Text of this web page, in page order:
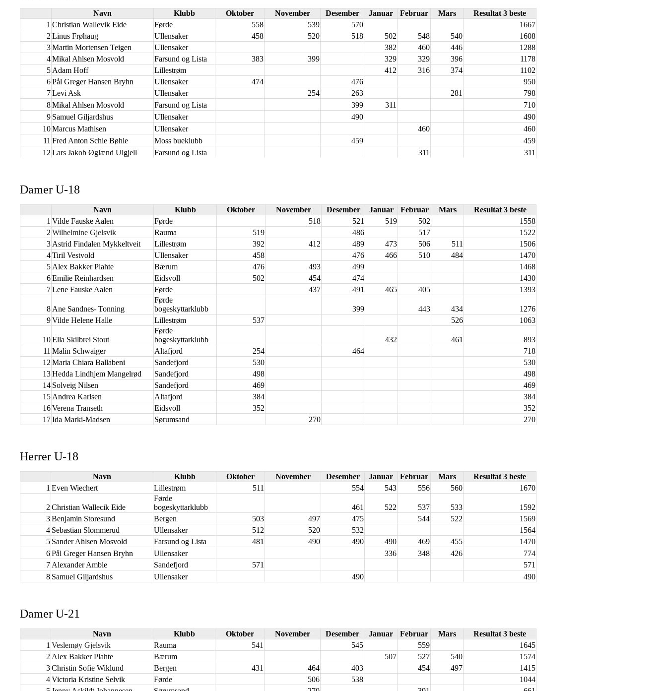
Navn Klubb Oktober November Desember Januar Februar Mars
Resultat 3 beste
1 Christian Wallevik Eide Førde 558 539 570
1667
2 Linus Frøhaug Ullensaker 458 520 518 502 548 540
1608
3Martin Mortensen Teigen Ullensaker 382 460 446
1288
4Mikal Ahlsen Mosvold Farsund og Lista 383 399 329 329 396
1178
5 Adam Hoff Lillestrøm 412 316 374
1102
6Pål Greger Hansen Bryhn Ullensaker 474 476
950
7Levi Ask Ullensaker 254 263 281
798
8Mikal Ahlsen Mosvold Farsund og Lista 399 311
710
9 Samuel Giljardshus Ullensaker 490
490
10Marcus Mathisen Ullensaker 460
460
11 Fred Anton Schie Bøhle Moss bueklubb 459
459
12 Lars Jakob Øglænd Ulgjell Farsund og Lista 311 311
Damer U-18
Navn Klubb Oktober November Desember Januar Februar Mars
Resultat 3 beste
1 Vilde Fauske Aalen Førde 518 521 519 502
1558
2 Wilhelmine Gjelsvik Rauma 519 486 517
1522
3 Astrid Findalen Mykkeltveit Lillestrøm 392 412 489 473 506 511
1506
4Tiril Vestvold Ullensaker 458 476 466 510 484
1470
5 Alex Bakker Plahte Bærum 476 493 499
1468
6Emilie Reinhardsen Eidsvoll 502 454 474
1430
7Lene Fauske Aalen Førde 437 491 465 405 1393
8 Ane Sandnes- Tonning
Førde
bogeskyttarklubb
399 443 434
1276
9Vilde Helene Halle Lillestrøm 537 526 1063
10Ella Skilbrei Stout
Førde
bogeskyttarklubb
432 461
893
11 Malin Schwaiger Altafjord 254 464
718
12 Maria Chiara Ballabeni Sandefjord 530
530
13Hedda Lindhjem Mangelrød Sandefjord 498
498
14 Solveig Nilsen Sandefjord 469
469
15 Andrea Karlsen Altafjord 384
384
16Verena Transeth Eidsvoll 352
352
17Ida Marki-Madsen Sørumsand 270 270
Herrer U-18
Navn Klubb Oktober November Desember Januar Februar Mars
Resultat 3 beste
1 Even Wiechert Lillestrøm 511 554 543 556 560 1670
2 Christian Wallecik Eide
Førde
bogeskyttarklubb
461 522 537 533
1592
3Benjamin Storesund Bergen 503 497 475 544 522
1569
4 Sebastian Slommerud Ullensaker 512 520 532
1564
5 Sander Ahlsen Mosvold Farsund og Lista 481 490 490 490 469 455
1470
6Pål Greger Hansen Bryhn Ullensaker 336 348 426
774
7 Alexander Amble Sandefjord 571
571
8 Samuel Giljardshus Ullensaker 490 490
Damer U-21
Navn Klubb Oktober November Desember Januar Februar Mars
Resultat 3 beste
1 Veslemøy Gjelsvik Rauma 541 545 559
1645
2 Alex Bakker Plahte Bærum 507 527 540
1574
3Christin Sofie Wiklund Bergen 431 464 403 454 497
1415
4Victoria Kristine Selvik Førde 506 538
1044